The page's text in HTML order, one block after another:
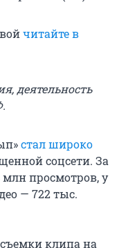
читайте в
деятельность
стал широко
соцсети. За
просмотров, у
— 722 тыс.
клипа на